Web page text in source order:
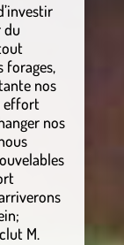
du
forages,
nos
effort
nos
M.